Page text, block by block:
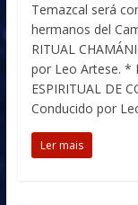
Temazcal será
hermanos del
RITUAL
por Leo Artese. *
ESPIRITUAL DE
Conducido por
Ler mais